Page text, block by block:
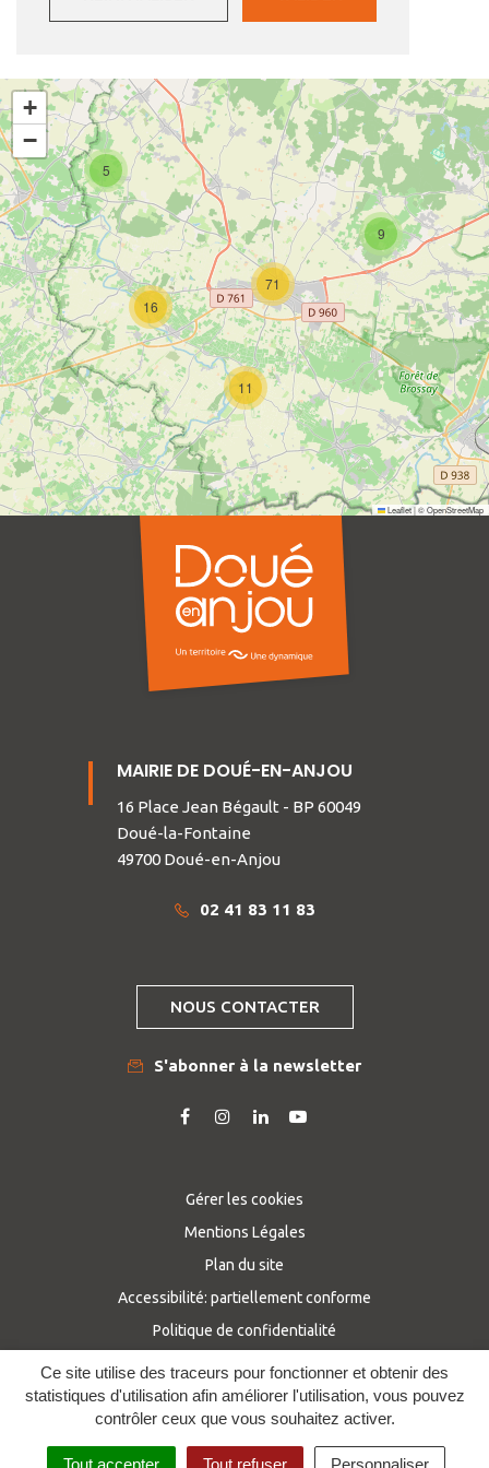
Ce site utilise des traceurs pour fonctionner et obtenir des
statistiques d'utilisation afin améliorer l'utilisation, vous pouvez
contrôler ceux que vous souhaitez activer.
Tout accepter Tout refuser Personnaliser
5
11
9
16
71
+
−
Leaflet|©OpenStreetMap
MAIRIE DE DOUÉ-EN-ANJOU
16 Place Jean Bégault - BP 60049
Doué-la-Fontaine
49700 Doué-en-Anjou
02 41 83 11 83
NOUS CONTACTER
S'abonner à la newsletter
Lien
compte
Facebook
Lien
compte
Instagram
Lien
compte
Linkedin
Lien
chaîne
Youtube
Gérer les cookies
Mentions Légales
Plan du site
Accessibilité: partiellement conforme
Politique de confidentialité